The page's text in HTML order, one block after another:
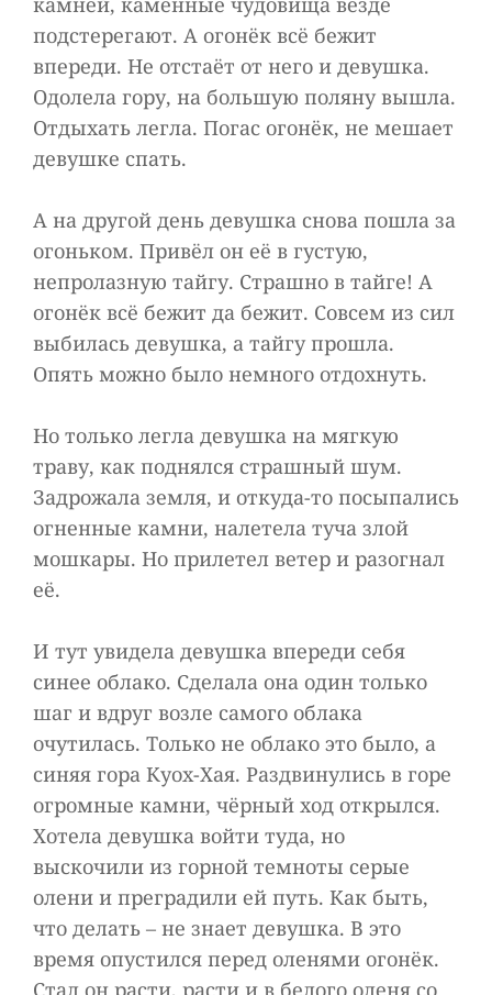
подстерегают. А огонёк всё бежит
впереди. Не отстаёт от него и девушка.
Одолела гору, на большую поляну вышла.
Отдыхать легла. Погас огонёк, не мешает
девушке спать.
А на другой день девушка снова пошла за
огоньком. Привёл он её в густую,
непролазную тайгу. Страшно в тайге! А
огонёк всё бежит да бежит. Совсем из сил
выбилась девушка, а тайгу прошла.
Опять можно было немного отдохнуть.
Но только легла девушка на мягкую
траву, как поднялся страшный шум.
Задрожала земля, и откуда-то посыпались
огненные камни, налетела туча злой
мошкары. Но прилетел ветер и разогнал
её.
И тут увидела девушка впереди себя
синее облако. Сделала она один только
шаг и вдруг возле самого облака
очутилась. Только не облако это было, а
синяя гора Куох-Хая. Раздвинулись в горе
огромные камни, чёрный ход открылся.
Хотела девушка войти туда, но
выскочили из горной темноты серые
олени и преградили ей путь. Как быть,
что делать – не знает девушка. В это
время опустился перед оленями огонёк.
Стал он расти, расти и в белого оленя со